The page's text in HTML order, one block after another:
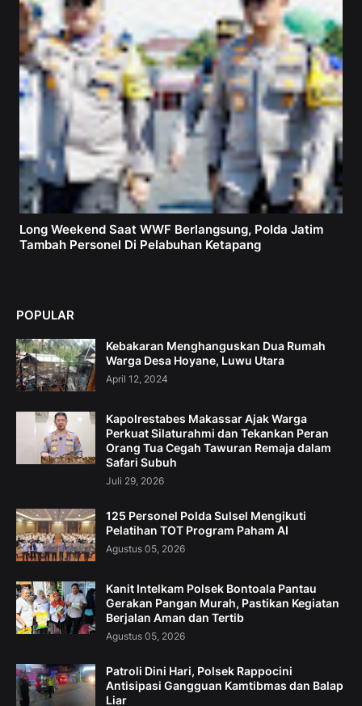
Long Weekend Saat WWF Berlangsung, Polda Jatim
Tambah Personel Di Pelabuhan Ketapang
POPULAR
Kebakaran Menghanguskan Dua Rumah
Warga Desa Hoyane, Luwu Utara
April 12, 2024
Kapolrestabes Makassar Ajak Warga
Perkuat Silaturahmi dan Tekankan Peran
Orang Tua Cegah Tawuran Remaja dalam
Safari Subuh
Juli 29, 2026
125 Personel Polda Sulsel Mengikuti
Pelatihan TOT Program Paham AI
Agustus 05, 2026
Kanit Intelkam Polsek Bontoala Pantau
Gerakan Pangan Murah, Pastikan Kegiatan
Berjalan Aman dan Tertib
Agustus 05, 2026
Patroli Dini Hari, Polsek Rappocini
Antisipasi Gangguan Kamtibmas dan Balap
Liar